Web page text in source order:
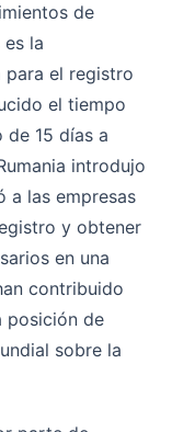
de
la
para el registro
el tiempo
de 15 días a
introdujo
a las empresas
y obtener
en una
contribuido
posición de
sobre la